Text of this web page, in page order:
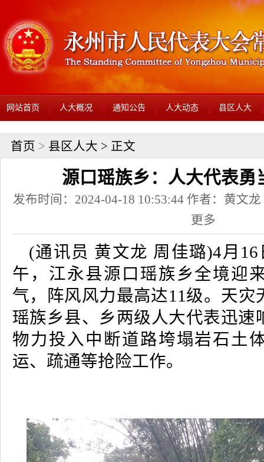
网站首页 人大概况 通知公告 人大动态 县区人大
首页 > 县区人大 > 正文
源口瑶族乡：人大代表勇
发布时间：2024-04-18 10:53:44 作者：黄文
更多
(通讯员 黄文龙 周佳璐)4月
午，江永县源口瑶族乡全境迎
气，阵风风力最高达11级。天灾
瑶族乡县、乡两级人大代表迅速
物力投入中断道路垮塌岩石土
运、疏通等抢险工作。